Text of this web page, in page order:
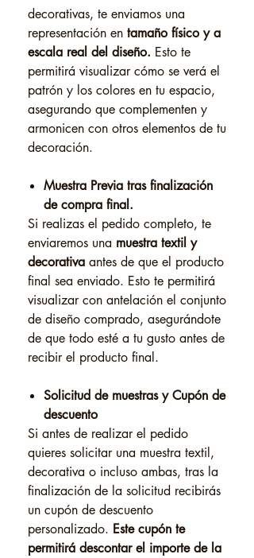
decorativas, te enviamos una
representación en tamaño físico y a
escala real del diseño. Esto te
permitirá visualizar cómo se verá el
patrón y los colores en tu espacio,
asegurando que complementen y
armonicen con otros elementos de tu
decoración.
Muestra Previa tras finalización
de compra final.
Si realizas el pedido completo, te
enviaremos una muestra textil y
decorativa antes de que el producto
final sea enviado. Esto te permitirá
visualizar con antelación el conjunto
de diseño comprado, asegurándote
de que todo esté a tu gusto antes de
recibir el producto final.
Solicitud de muestras y Cupón de
descuento
Si antes de realizar el pedido
quieres solicitar una muestra textil,
decorativa o incluso ambas, tras la
finalización de la solicitud recibirás
un cupón de descuento
personalizado. Este cupón te
permitirá descontar el importe de la